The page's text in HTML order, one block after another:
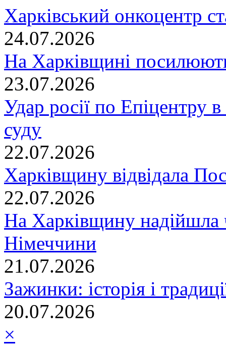
Харківський онкоцентр
24.07.2026
На Харківщині
23.07.2026
Удар росії по Епіцентру
суду
22.07.2026
Харківщину відвідала
22.07.2026
На Харківщину надійшла
Німеччини
21.07.2026
Зажинки: історія і
20.07.2026
×